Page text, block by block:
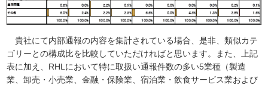
貴社にて内部通報の内容を集計されている場合、是非、類似カテ
ゴリーとの構成比を比較していただければと思います。また、上記
表に加え、RHLにおいて特に取扱い通報件数の多い5業種（製造
業、卸売・小売業、金融・保険業、宿泊業・飲食サービス業および